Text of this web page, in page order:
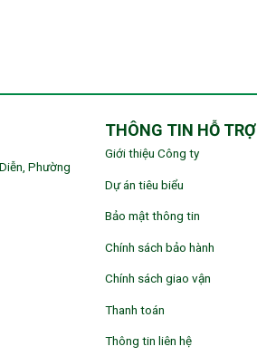
Phường
THÔNG TIN HỖ TRỢ
Giới thiệu Công ty
Dự án tiêu biểu
Bảo mật thông tin
Chính sách bảo hành
Chính sách giao vận
Thanh toán
Thông tin liên hệ